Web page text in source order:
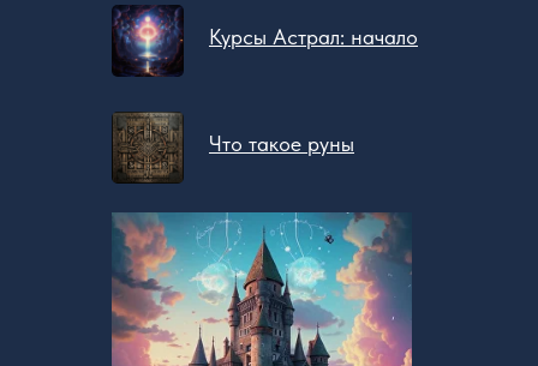
Что такое руны
Курсы Астрал: начало